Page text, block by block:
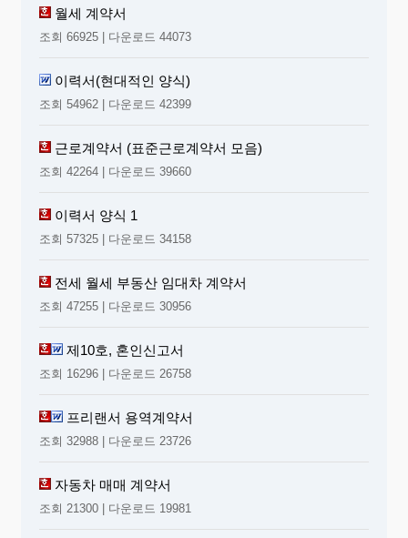
월세 계약서
조회 66925 | 다운로드 44073
이력서(현대적인 양식)
조회 54962 | 다운로드 42399
근로계약서 (표준근로계약서 모음)
조회 42264 | 다운로드 39660
이력서 양식 1
조회 57325 | 다운로드 34158
전세 월세 부동산 임대차 계약서
조회 47255 | 다운로드 30956
제10호, 혼인신고서
조회 16296 | 다운로드 26758
프리랜서 용역계약서
조회 32988 | 다운로드 23726
자동차 매매 계약서
조회 21300 | 다운로드 19981